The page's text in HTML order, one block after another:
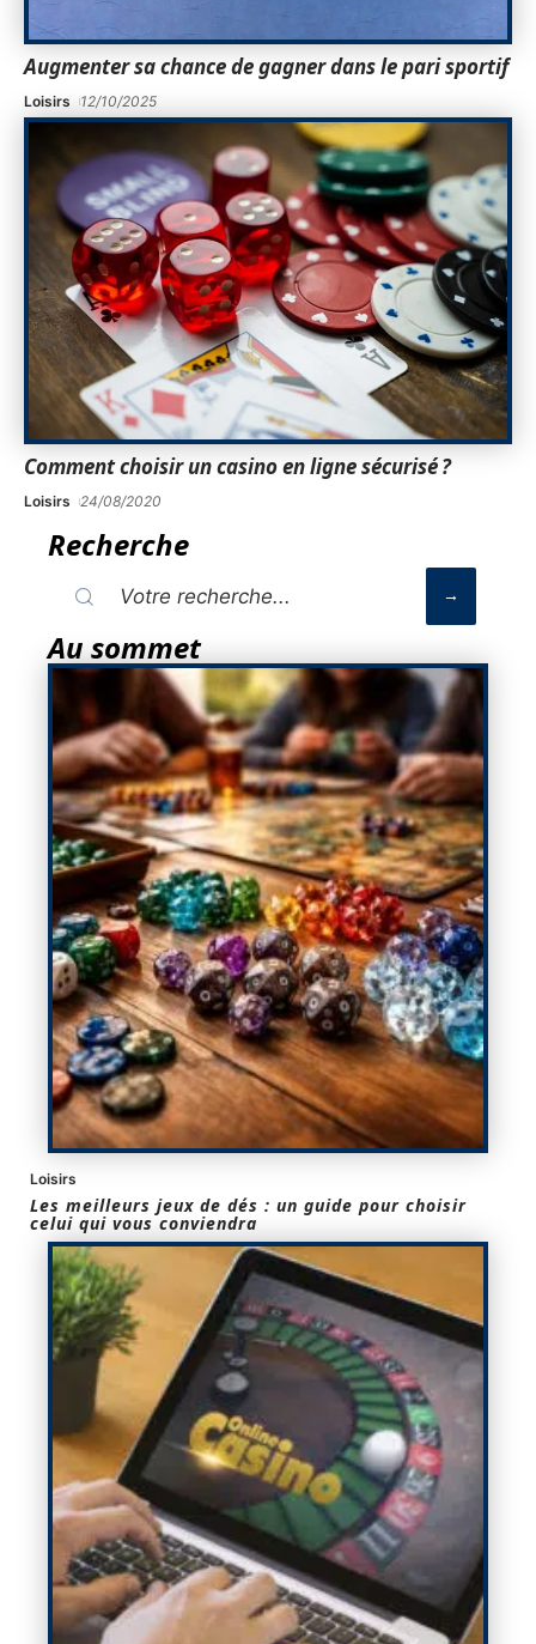
Augmenter sa chance de gagner dans le pari sportif
Loisirs 12/10/2025
Comment choisir un casino en ligne sécurisé ?
Loisirs 24/08/2020
Recherche
Au sommet
Loisirs
Les meilleurs jeux de dés : un guide pour choisir
celui qui vous conviendra